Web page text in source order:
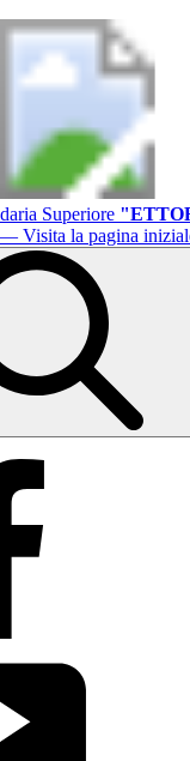
Superiore
— Visita la pagina